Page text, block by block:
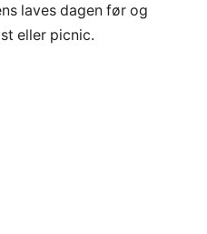
laves dagen før og
eller picnic.